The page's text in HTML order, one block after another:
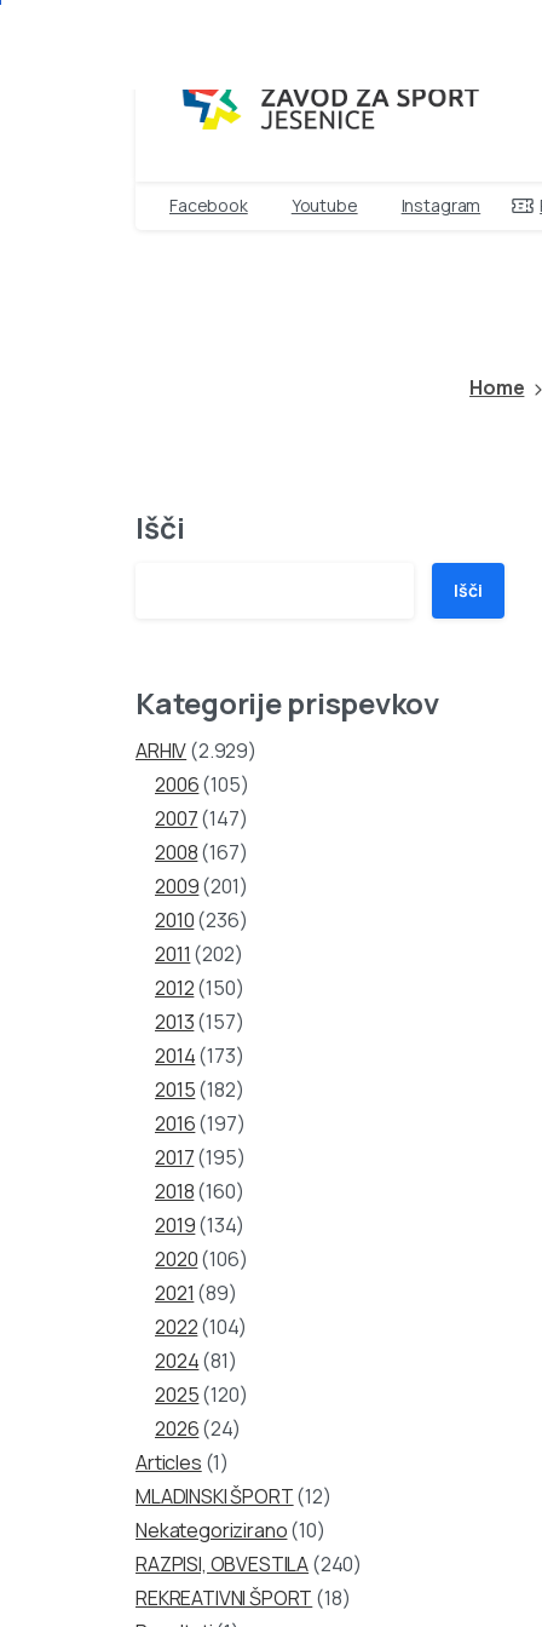
Facebook Youtube Instagram
Home
Išči
Išči
Kategorije prispevkov
ARHIV(2.929)
2006(105)
2007(147)
2008(167)
2009(201)
2010(236)
2011 (202)
2012(150)
2013(157)
2014(173)
2015(182)
2016(197)
2017(195)
2018(160)
2019(134)
2020(106)
2021 (89)
2022(104)
2024(81)
2025(120)
2026(24)
Articles (1)
MLADINSKI ŠPORT(12)
Nekategorizirano(10)
RAZPISI, OBVESTILA(240)
REKREATIVNI ŠPORT (18)